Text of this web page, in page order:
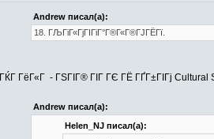
Andrew писал(а):
18. ГЉГіГ«ГјГІГіГ°Г®Г«Г®ГЈГЁГї.
ГЌГ ГёГ«Г - ГЅГІГ® ГІГ ГЄ ГЁ ГҐГ±ГІГј Cultural
Andrew писал(а):
Helen_NJ писал(а):